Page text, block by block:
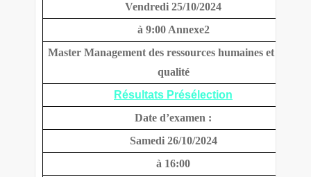
Vendredi 25/10/2024
à 9:00 Annexe2
Master Management des ressources humaines et de la
qualité
Résultats Présélection
Date d’examen :
Samedi 26/10/2024
à 16:00